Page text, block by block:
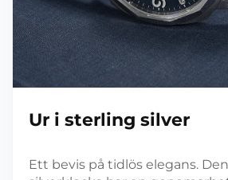
Ur i sterling silver
Ett bevis på tidlös elegans.